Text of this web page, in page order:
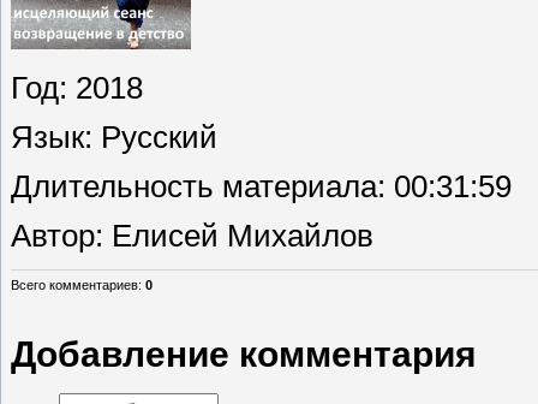
Год: 2018
Язык: Русский
Длительность материала: 00:31:59
Автор: Елисей Михайлов
Всего комментариев: 0
Добавление комментария